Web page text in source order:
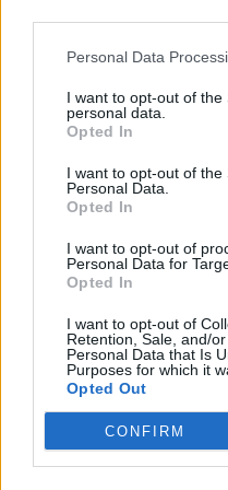
Personal Data
I want to opt-out of the
personal data.
Opted In
I want to opt-out of the
Personal Data.
Opted In
I want to opt-out of
Personal Data for
Opted In
I want to opt-out of
Retention, Sale, and/
Personal Data that Is
Purposes for which it
Opted Out
CONFIRM
Scarica riepilogo
stagionale
Giornata Voto FV
WES-CHE
2 NOT-WES
3 WES-TOT